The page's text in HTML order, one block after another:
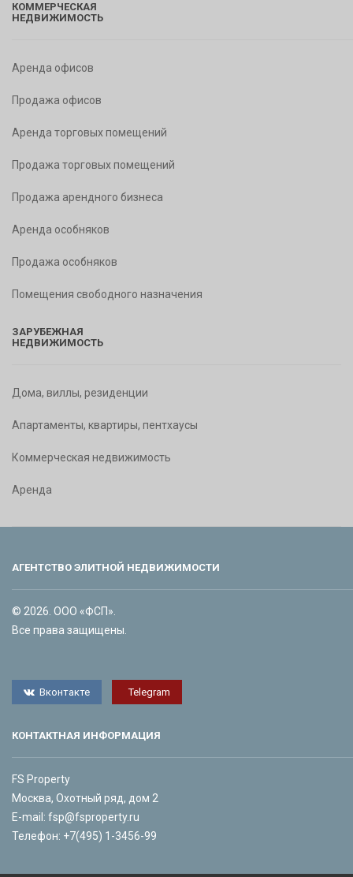
КОММЕРЧЕСКАЯ
НЕДВИЖИМОСТЬ
Аренда офисов
Продажа офисов
Аренда торговых помещений
Продажа торговых помещений
Продажа арендного бизнеса
Аренда особняков
Продажа особняков
Помещения свободного назначения
ЗАРУБЕЖНАЯ
НЕДВИЖИМОСТЬ
Дома, виллы, резиденции
Апартаменты, квартиры, пентхаусы
Коммерческая недвижимость
Аренда
АГЕНТСТВО ЭЛИТНОЙ НЕДВИЖИМОСТИ
© 2026. ООО «ФСП».
Все права защищены.
Вконтакте Telegram
КОНТАКТНАЯ ИНФОРМАЦИЯ
FS Property
Москва, Охотный ряд, дом 2
E-mail: fsp@fsproperty.ru
Телефон: +7(495) 1-3456-99